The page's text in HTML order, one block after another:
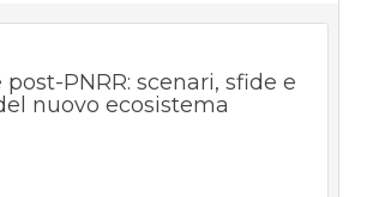
PNRR: scenari, sfide e
nuovo ecosistema